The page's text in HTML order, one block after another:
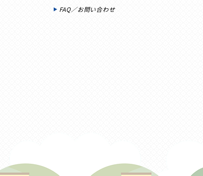
FAQ／お問い合わせ